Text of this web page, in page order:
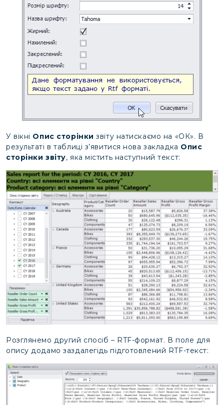
У вікні Опис сторінки звіту натискаємо на «ОК». В
результаті в таблиці з’явитися нова закладка Опис
сторінки звіту, яка містить наступний текст:
Розглянемо другий спосіб – RTF-формат. В поле для
опису додамо заздалегідь підготовлений RTF-текст: